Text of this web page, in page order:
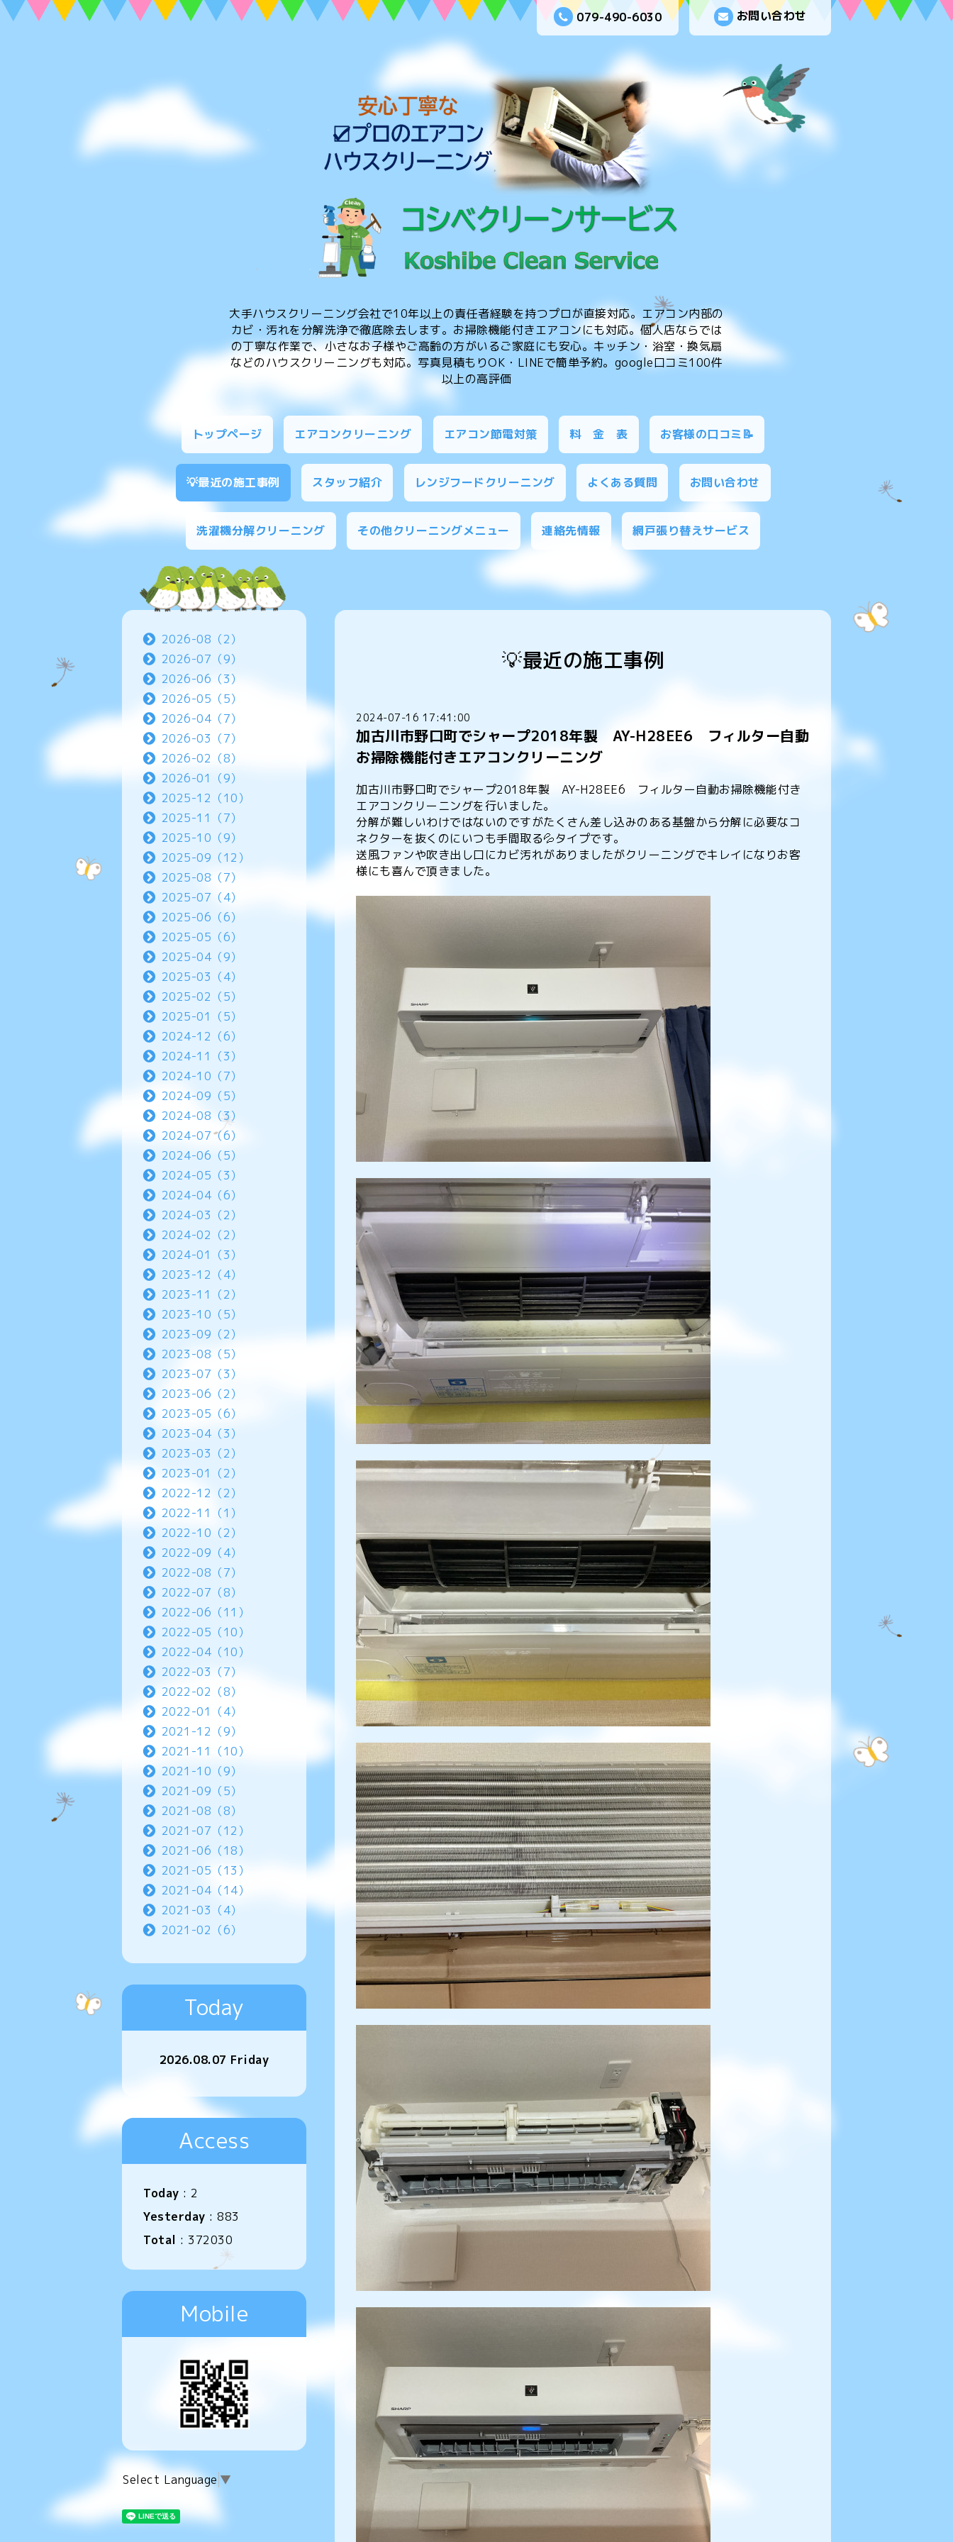
お問い合わせ
079-490-6030
大手ハウスクリーニング会社で10年以上の責任者経験を持つプロが直接対応。エアコン内部の
カビ・汚れを分解洗浄で徹底除去します。お掃除機能付きエアコンにも対応。個人店ならでは
の丁寧な作業で、小さなお子様やご高齢の方がいるご家庭にも安心。キッチン・浴室・換気扇
などのハウスクリーニングも対応。写真見積もりOK・LINEで簡単予約。google口コミ100件
以上の高評価
トップページ エアコンクリーニング エアコン節電対策 料 金 表 お客様の口コミ📝
💡最近の施工事例 スタッフ紹介 レンジフードクリーニング よくある質問 お問い合わせ
洗濯機分解クリーニング その他クリーニングメニュー 連絡先情報 網戸張り替えサービス
💡最近の施工事例
2024-07-16 17:41:00
加古川市野口町でシャープ2018年製 AY-H28EE6 フィルター自動
お掃除機能付きエアコンクリーニング
加古川市野口町でシャープ2018年製 AY-H28EE6 フィルター自動お掃除機能付き
エアコンクリーニングを行いました。
分解が難しいわけではないのですがたくさん差し込みのある基盤から分解に必要なコ
ネクターを抜くのにいつも手間取る💦タイプです。
送風ファンや吹き出し口にカビ汚れがありましたがクリーニングでキレイになりお客
様にも喜んで頂きました。
2026-08（2）
2026-07（9）
2026-06（3）
2026-05（5）
2026-04（7）
2026-03（7）
2026-02（8）
2026-01（9）
2025-12（10）
2025-11（7）
2025-10（9）
2025-09（12）
2025-08（7）
2025-07（4）
2025-06（6）
2025-05（6）
2025-04（9）
2025-03（4）
2025-02（5）
2025-01（5）
2024-12（6）
2024-11（3）
2024-10（7）
2024-09（5）
2024-08（3）
2024-07（6）
2024-06（5）
2024-05（3）
2024-04（6）
2024-03（2）
2024-02（2）
2024-01（3）
2023-12（4）
2023-11（2）
2023-10（5）
2023-09（2）
2023-08（5）
2023-07（3）
2023-06（2）
2023-05（6）
2023-04（3）
2023-03（2）
2023-01（2）
2022-12（2）
2022-11（1）
2022-10（2）
2022-09（4）
2022-08（7）
2022-07（8）
2022-06（11）
2022-05（10）
2022-04（10）
2022-03（7）
2022-02（8）
2022-01（4）
2021-12（9）
2021-11（10）
2021-10（9）
2021-09（5）
2021-08（8）
2021-07（12）
2021-06（18）
2021-05（13）
2021-04（14）
2021-03（4）
2021-02（6）
Today
2026.08.07 Friday
Access
Today : 2
Yesterday : 883
Total : 372030
Mobile
Select Language ▼